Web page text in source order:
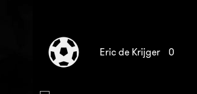
Eric de Krijger 0